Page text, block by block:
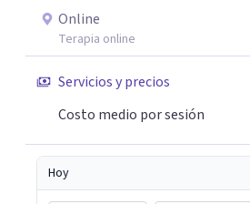
paso para encontrar soluciones.
Online
Terapia online
Servicios y precios
Costo medio por sesión
Hoy